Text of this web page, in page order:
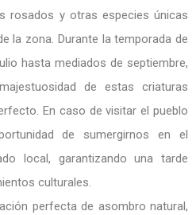
rosados y otras especies únicas
la zona. Durante la temporada de
hasta mediados de septiembre,
de estas criaturas
En caso de visitar el pueblo
de sumergirnos en el
local, garantizando una tarde
culturales.
perfecta de asombro natural,